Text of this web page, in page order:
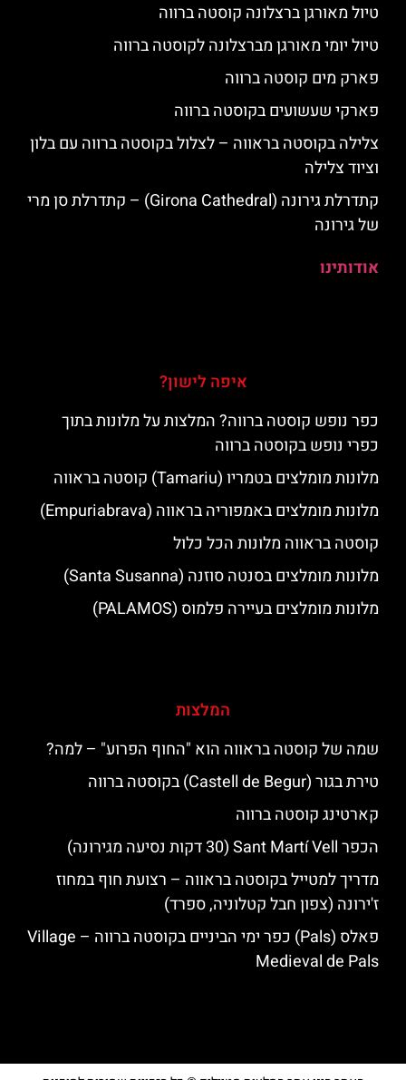
טיול מאורגן ברצלונה קוסטה ברווה
טיול יומי מאורגן מברצלונה לקוסטה ברווה
פארק מים קוסטה ברווה
פארקי שעשועים בקוסטה ברווה
צלילה בקוסטה בראווה – לצלול בקוסטה ברווה עם בלון
וציוד צלילה
קתדרלת גירונה (Girona Cathedral) – קתדרלת סן מרי
של גירונה
אודותינו
איפה לישון?
כפר נופש קוסטה ברווה? המלצות על מלונות בתוך
כפרי נופש בקוסטה ברווה
מלונות מומלצים בטמריו (Tamariu) קוסטה בראווה
מלונות מומלצים באמפוריה בראווה (Empuriabrava)
קוסטה בראווה מלונות הכל כלול
מלונות מומלצים בסנטה סוזנה (Santa Susanna)
מלונות מומלצים בעיירה פלמוס (PALAMOS)
המלצות
שמה של קוסטה בראווה הוא "החוף הפרוע" – למה?
טירת בגור (Castell de Begur) בקוסטה ברווה
קארטינג קוסטה ברווה
הכפר Sant Martí Vell (30 דקות נסיעה מגירונה)
מדריך למטייל בקוסטה בראווה – רצועת חוף במחוז
ז'ירונה (צפון חבל קטלוניה, ספרד)
פאלס (Pals) כפר ימי הביניים בקוסטה ברווה – ‪‪Village
Medieval de Pals‬‬